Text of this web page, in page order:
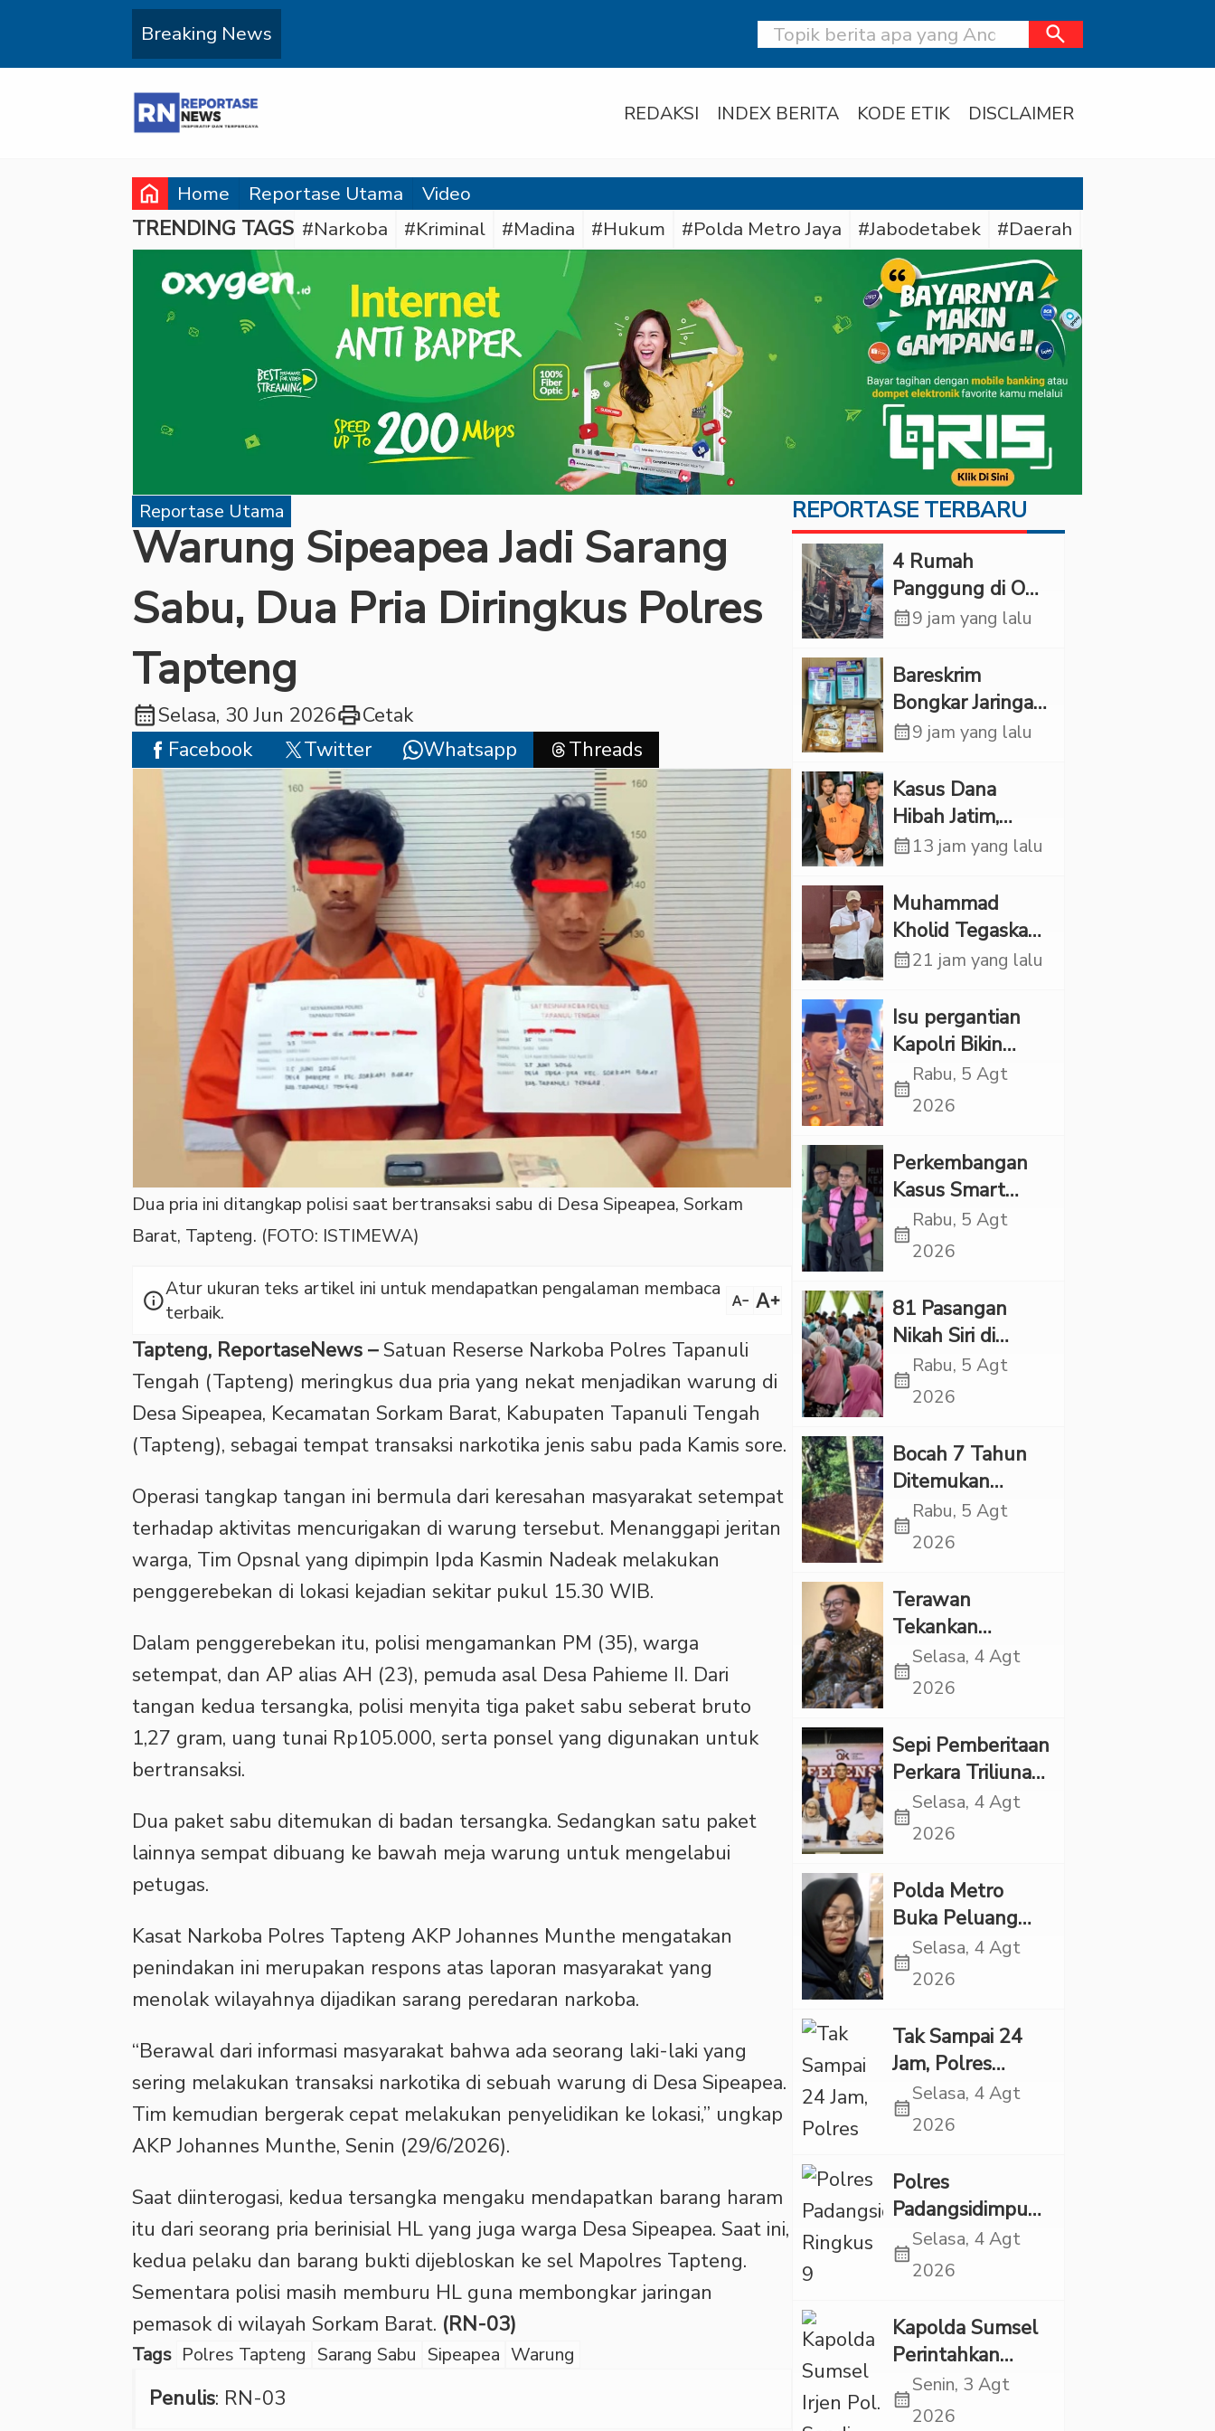
Breaking News search
REDAKSI INDEX BERITA KODE ETIK DISCLAIMER
home Home Reportase Utama Video
TRENDING TAGS #Narkoba #Kriminal #Madina #Hukum #Polda Metro Jaya #Jabodetabek #Daerah
Reportase Utama
Warung Sipeapea Jadi Sarang
Sabu, Dua Pria Diringkus Polres
Tapteng
calendar_monthSelasa, 30 Jun 2026printCetak
Facebook
Twitter Whatsapp Threads
Dua pria ini ditangkap polisi saat bertransaksi sabu di Desa Sipeapea, Sorkam
Barat, Tapteng. (FOTO: ISTIMEWA)
infoAtur ukuran teks artikel ini untuk mendapatkan pengalaman membaca
terbaik.
text_decrease text_increase
Tapteng, ReportaseNews –Satuan Reserse Narkoba Polres Tapanuli
Tengah (Tapteng) meringkus dua pria yang nekat menjadikan warung di
Desa Sipeapea, Kecamatan Sorkam Barat, Kabupaten Tapanuli Tengah
(Tapteng), sebagai tempat transaksi narkotika jenis sabu pada Kamis sore.
Operasi tangkap tangan ini bermula dari keresahan masyarakat setempat
terhadap aktivitas mencurigakan di warung tersebut. Menanggapi jeritan
warga, Tim Opsnal yang dipimpin Ipda Kasmin Nadeak melakukan
penggerebekan di lokasi kejadian sekitar pukul 15.30 WIB.
Dalam penggerebekan itu, polisi mengamankan PM (35), warga
setempat, dan AP alias AH (23), pemuda asal Desa Pahieme II. Dari
tangan kedua tersangka, polisi menyita tiga paket sabu seberat bruto
1,27 gram, uang tunai Rp105.000, serta ponsel yang digunakan untuk
bertransaksi.
Dua paket sabu ditemukan di badan tersangka. Sedangkan satu paket
lainnya sempat dibuang ke bawah meja warung untuk mengelabui
petugas.
Kasat Narkoba Polres Tapteng AKP Johannes Munthe mengatakan
penindakan ini merupakan respons atas laporan masyarakat yang
menolak wilayahnya dijadikan sarang peredaran narkoba.
“Berawal dari informasi masyarakat bahwa ada seorang laki-laki yang
sering melakukan transaksi narkotika di sebuah warung di Desa Sipeapea.
Tim kemudian bergerak cepat melakukan penyelidikan ke lokasi,” ungkap
AKP Johannes Munthe, Senin (29/6/2026).
Saat diinterogasi, kedua tersangka mengaku mendapatkan barang haram
itu dari seorang pria berinisial HL yang juga warga Desa Sipeapea. Saat ini,
kedua pelaku dan barang bukti dijebloskan ke sel Mapolres Tapteng.
Sementara polisi masih memburu HL guna membongkar jaringan
pemasok di wilayah Sorkam Barat. (RN-03)
Tags Polres Tapteng Sarang Sabu Sipeapea Warung
Penulis: RN-03
REPORTASE TERBARU
‎4 Rumah
Panggung di OKI
Ludes Terbakar,
Rp1 Miliar
calendar_month9 jam yang lalu
Bareskrim
Bongkar Jaringan
Etomidate dari
Pelaku Ditangkap
calendar_month9 jam yang lalu
Kasus Dana
Hibah Jatim,
Siliwangi: Partai
Jawab Etik-Politik
calendar_month13 jam yang lalu
Muhammad
Kholid Tegaskan
Propaganda
Dilarang dan
Minta Negara
Melindungi
Korban
calendar_month21 jam yang lalu
Isu pergantian
Kapolri Bikin
Panas, JMP Puji
Respons Jenderal
“Adem”
calendar_month
Rabu, 5 Agt
2026
Perkembangan
Kasus Smart
Village, Jaksa
Kembali Periksa
calendar_month
Rabu, 5 Agt
2026
81 Pasangan
Nikah Siri di
Tapsel Ikuti
Sidang Isbat
calendar_month
Rabu, 5 Agt
2026
Bocah 7 Tahun
Ditemukan
Tewas dalam
Sumur di Tapsel,
Kekerasan
calendar_month
Rabu, 5 Agt
2026
Terawan
Tekankan
Pentingnya
Inovasi
di “Indonesian
Brain Forum
2026 UPN
Veteran Jakarta”
calendar_month
Selasa, 4 Agt
2026
Sepi Pemberitaan
Perkara Triliunan
Rupiah Investree,
Ternyata Sudah
calendar_month
Selasa, 4 Agt
2026
Polda Metro
Buka Peluang
Periksa YouTuber
Bigmo terkait
Eksploitasi Anak
calendar_month
Selasa, 4 Agt
2026
Tak Sampai 24
Jam, Polres
Tapsel Tangkap
Dua Pencuri
calendar_month
Selasa, 4 Agt
2026
Polres
Padangsidimpuan
Ringkus 9
Tersangka Kasus
Penganiayaan
calendar_month
Selasa, 4 Agt
2026
Kapolda Sumsel
Perintahkan
Patroli Masif,
Pelaku Karhutla
calendar_month
Senin, 3 Agt
2026